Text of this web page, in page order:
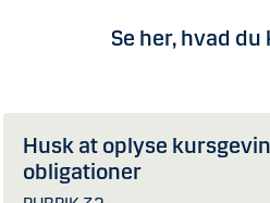
Se her, hvad
Husk at oplyse
obligationer